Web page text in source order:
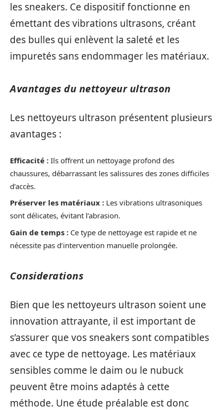
les sneakers. Ce dispositif fonctionne en
émettant des vibrations ultrasons, créant
des bulles qui enlèvent la saleté et les
impuretés sans endommager les matériaux.
Avantages du nettoyeur ultrason
Les nettoyeurs ultrason présentent plusieurs
avantages :
Efficacité : Ils offrent un nettoyage profond des
chaussures, débarrassant les salissures des zones difficiles
d’accès.
Préserver les matériaux : Les vibrations ultrasoniques
sont délicates, évitant l’abrasion.
Gain de temps : Ce type de nettoyage est rapide et ne
nécessite pas d’intervention manuelle prolongée.
Considerations
Bien que les nettoyeurs ultrason soient une
innovation attrayante, il est important de
s’assurer que vos sneakers sont compatibles
avec ce type de nettoyage. Les matériaux
sensibles comme le daim ou le nubuck
peuvent être moins adaptés à cette
méthode. Une étude préalable est donc